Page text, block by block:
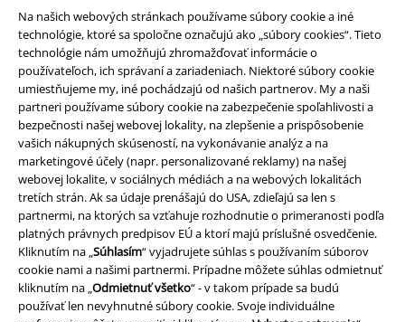
Na našich webových stránkach používame súbory cookie a iné
technológie, ktoré sa spoločne označujú ako „súbory cookies“. Tieto
technológie nám umožňujú zhromažďovať informácie o
používateľoch, ich správaní a zariadeniach. Niektoré súbory cookie
umiestňujeme my, iné pochádzajú od našich partnerov. My a naši
partneri používame súbory cookie na zabezpečenie spoľahlivosti a
bezpečnosti našej webovej lokality, na zlepšenie a prispôsobenie
vašich nákupných skúseností, na vykonávanie analýz a na
marketingové účely (napr. personalizované reklamy) na našej
webovej lokalite, v sociálnych médiách a na webových lokalitách
tretích strán. Ak sa údaje prenášajú do USA, zdieľajú sa len s
partnermi, na ktorých sa vzťahuje rozhodnutie o primeranosti podľa
platných právnych predpisov EÚ a ktorí majú príslušné osvedčenie.
Kliknutím na „Súhlasím“ vyjadrujete súhlas s používaním súborov
cookie nami a našimi partnermi. Prípadne môžete súhlas odmietnuť
kliknutím na „Odmietnuť všetko“ - v takom prípade sa budú
používať len nevyhnutné súbory cookie. Svoje individuálne
A Warner Music Group Company
Právne informácie
Podmienky